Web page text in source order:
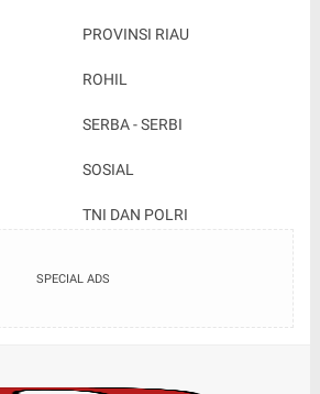
PROVINSI RIAU
ROHIL
SERBA - SERBI
SOSIAL
TNI DAN POLRI
SPECIAL ADS